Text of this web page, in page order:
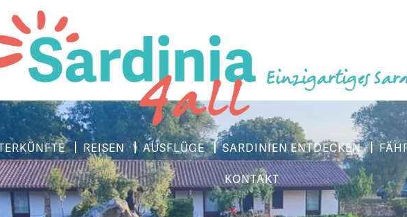
Einzigartiges
REISEN AUSFLÜGE SARDINIEN ENTDECKEN
KONTAKT